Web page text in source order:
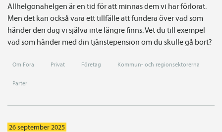
Allhelgonahelgen är en tid för att minnas dem vi har förlorat.
Men det kan också vara ett tillfälle att fundera över vad som
händer den dag vi själva inte längre finns. Vet du till exempel
vad som händer med din tjänstepension om du skulle gå bort?
Om Fora Privat Företag Kommun- och regionsektorerna
Parter
26 september 2025